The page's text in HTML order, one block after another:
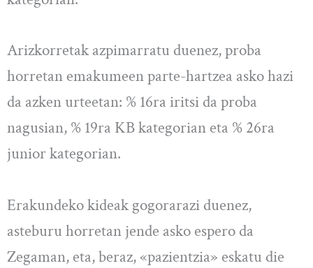
Arizkorretak azpimarratu duenez, proba
horretan emakumeen parte-hartzea asko hazi
da azken urteetan: % 16ra iritsi da proba
nagusian, % 19ra KB kategorian eta % 26ra
junior kategorian.
Erakundeko kideak gogorarazi duenez,
asteburu horretan jende asko espero da
Zegaman, eta, beraz, «pazientzia» eskatu die